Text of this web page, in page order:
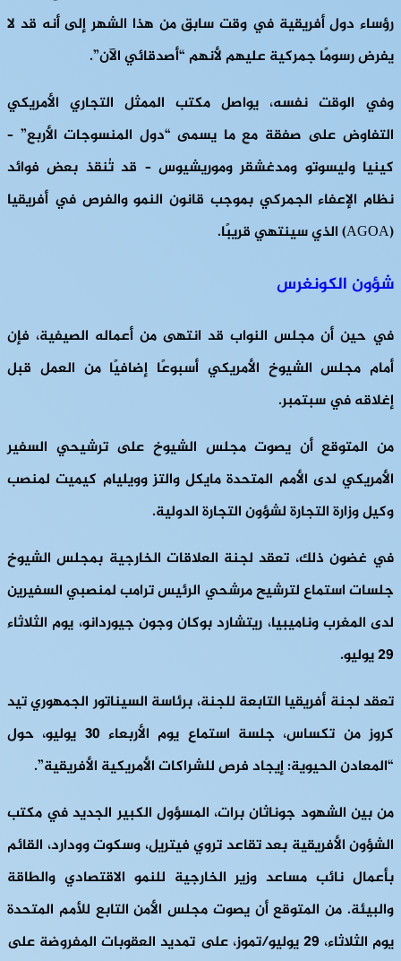
رؤساء دول أفريقية في وقت سابق من هذا الشهر إلى أنه قد لا
يفرض رسومًا جمركية عليهم لأنهم “أصدقائي الآن”.
وفي الوقت نفسه، يواصل مكتب الممثل التجاري الأمريكي
التفاوض على صفقة مع ما يسمى “دول المنسوجات الأربع” –
كينيا وليسوتو ومدغشقر وموريشيوس – قد تُنقذ بعض فوائد
نظام الإعفاء الجمركي بموجب قانون النمو والفرص في أفريقيا
(AGOA) الذي سينتهي قريبًا.
شؤون الكونغرس
في حين أن مجلس النواب قد انتهى من أعماله الصيفية، فإن
أمام مجلس الشيوخ الأمريكي أسبوعًا إضافيًا من العمل قبل
إغلاقه في سبتمبر.
من المتوقع أن يصوت مجلس الشيوخ على ترشيحي السفير
الأمريكي لدى الأمم المتحدة مايكل والتز وويليام كيميت لمنصب
وكيل وزارة التجارة لشؤون التجارة الدولية.
في غضون ذلك، تعقد لجنة العلاقات الخارجية بمجلس الشيوخ
جلسات استماع لترشيح مرشحي الرئيس ترامب لمنصبي السفيرين
لدى المغرب وناميبيا، ريتشارد بوكان وجون جيوردانو، يوم الثلاثاء
29 يوليو.
تعقد لجنة أفريقيا التابعة للجنة، برئاسة السيناتور الجمهوري تيد
كروز من تكساس، جلسة استماع يوم الأربعاء 30 يوليو، حول
“المعادن الحيوية: إيجاد فرص للشراكات الأمريكية الأفريقية”.
من بين الشهود جوناثان برات، المسؤول الكبير الجديد في مكتب
الشؤون الأفريقية بعد تقاعد تروي فيتريل، وسكوت وودارد، القائم
بأعمال نائب مساعد وزير الخارجية للنمو الاقتصادي والطاقة
والبيئة. من المتوقع أن يصوت مجلس الأمن التابع للأمم المتحدة
يوم الثلاثاء، 29 يوليو/تموز، على تمديد العقوبات المفروضة على